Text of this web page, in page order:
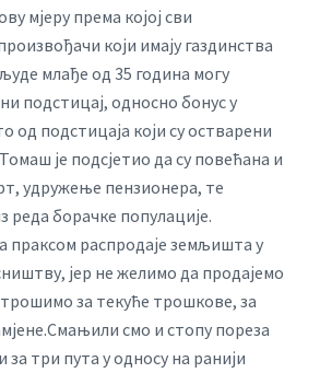
мјеру према којој сви
који имају газдинства
млађе од 35 година могу
подстицај, односно бонус у
од подстицаја који су остварени
је подсјетио да су повећана и
удружење пензионера, те
реда борачке популације.
праксом распродаје земљишта у
јер не желимо да продајемо
за текуће трошкове, за
смо и стопу пореза
три пута у односу на ранији